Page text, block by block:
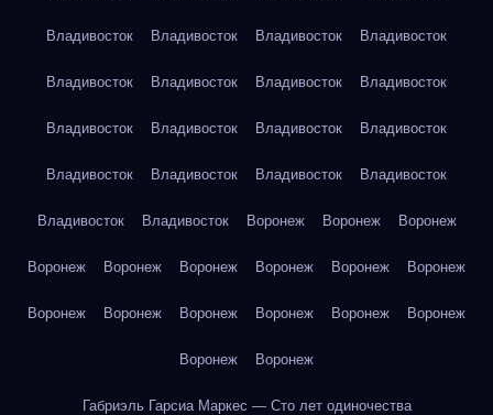
Владивосток Владивосток Владивосток Владивосток
Владивосток Владивосток Владивосток Владивосток
Владивосток Владивосток Владивосток Владивосток
Владивосток Владивосток Владивосток Владивосток
Владивосток Владивосток Воронеж Воронеж Воронеж
Воронеж Воронеж Воронеж Воронеж Воронеж Воронеж
Воронеж Воронеж Воронеж Воронеж Воронеж Воронеж
Воронеж Воронеж
Габриэль Гарсиа Маркес — Сто лет одиночества